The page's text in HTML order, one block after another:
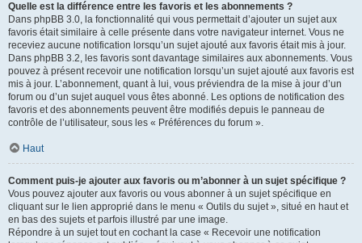
Quelle est la différence entre les favoris et les abonnements ?
Dans phpBB 3.0, la fonctionnalité qui vous permettait d’ajouter un sujet aux
favoris était similaire à celle présente dans votre navigateur internet. Vous ne
receviez aucune notification lorsqu’un sujet ajouté aux favoris était mis à jour.
Dans phpBB 3.2, les favoris sont davantage similaires aux abonnements. Vous
pouvez à présent recevoir une notification lorsqu’un sujet ajouté aux favoris est
mis à jour. L’abonnement, quant à lui, vous préviendra de la mise à jour d’un
forum ou d’un sujet auquel vous êtes abonné. Les options de notification des
favoris et des abonnements peuvent être modifiés depuis le panneau de
contrôle de l’utilisateur, sous les « Préférences du forum ».
Haut
Comment puis-je ajouter aux favoris ou m’abonner à un sujet spécifique ?
Vous pouvez ajouter aux favoris ou vous abonner à un sujet spécifique en
cliquant sur le lien approprié dans le menu « Outils du sujet », situé en haut et
en bas des sujets et parfois illustré par une image.
Répondre à un sujet tout en cochant la case « Recevoir une notification